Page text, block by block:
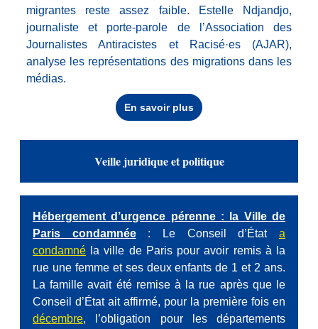
migrantes reste assez faible. Estelle Ndjandjo,
journaliste et porte-parole de l’Association des
Journalistes Antiracistes et Racisé·es (AJAR),
analyse les représentations des migrations dans les
médias.
En savoir plus
Veille juridique et politique
Hébergement d’urgence pérenne : la Ville de
Paris condamnée: Le Conseil d’Étata
condamné la ville de Paris pour avoir remis à la
rue une femme et ses deux enfants de 1 et 2 ans.
La famille avait été remise à la rue après que le
Conseil d’État ait affirmé, pour la première fois en
décembre, l’obligation pour les départements